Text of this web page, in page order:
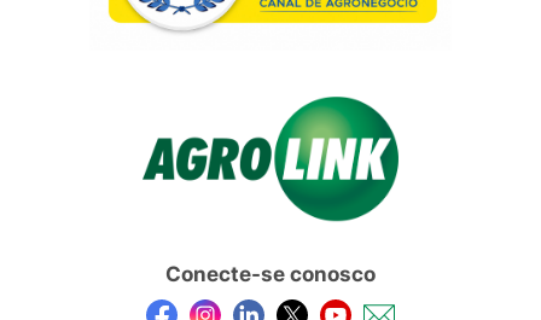
Conecte-se conosco